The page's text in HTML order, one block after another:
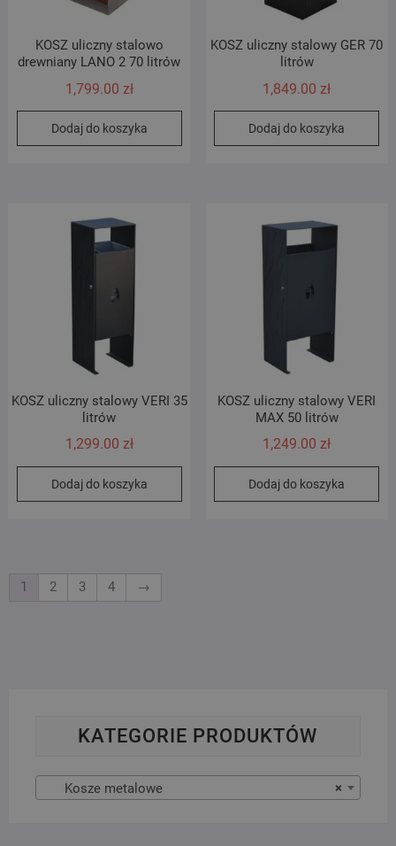
KOSZ uliczny stalowo
drewniany LANO 2 70 litrów
1,799.00 zł
Dodaj do koszyka
KOSZ uliczny stalowy GER 70
litrów
1,849.00 zł
Dodaj do koszyka
KOSZ uliczny stalowy VERI 35
litrów
1,299.00 zł
Dodaj do koszyka
KOSZ uliczny stalowy VERI
MAX 50 litrów
1,249.00zł
Dodaj do koszyka
1 2 3 4 →
KATEGORIE PRODUKTÓW
×
Kosze metalowe